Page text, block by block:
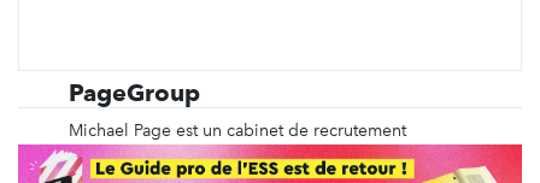
PageGroup
Michael Page est un cabinet de recrutement
spécialisé depuis plus de 40 ans dans le
recrutement en CDI, en intérim, en management de